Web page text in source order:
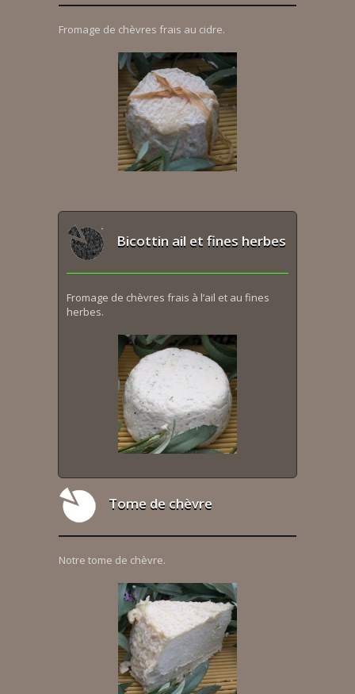
Fromage de chèvres frais au cidre.
Bicottin ail et fines herbes
Fromage de chèvres frais à l’ail et au fines
herbes.
Tome de chèvre
Notre tome de chèvre.